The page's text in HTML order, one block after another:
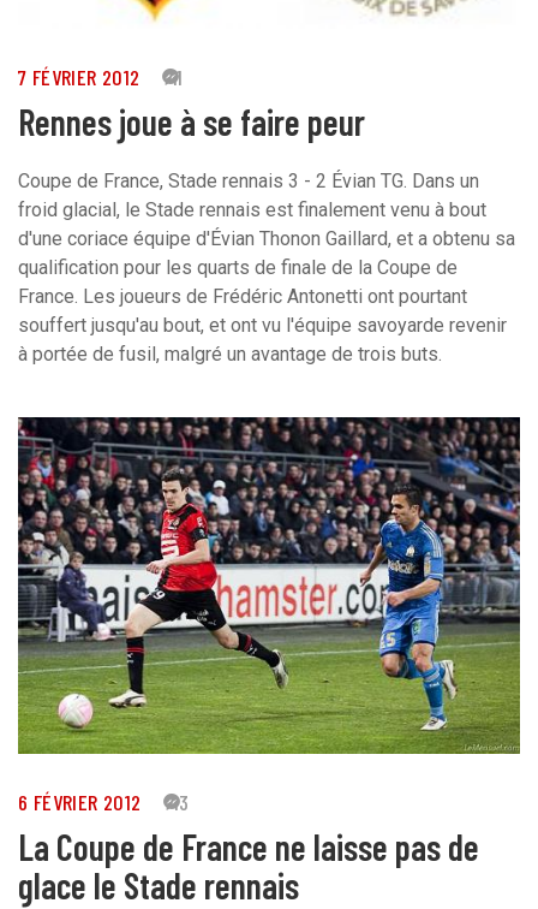
7 FÉVRIER 2012 41
Rennes joue à se faire peur
Coupe de France, Stade rennais 3 - 2 Évian TG. Dans un
froid glacial, le Stade rennais est finalement venu à bout
d'une coriace équipe d'Évian Thonon Gaillard, et a obtenu sa
qualification pour les quarts de finale de la Coupe de
France. Les joueurs de Frédéric Antonetti ont pourtant
souffert jusqu'au bout, et ont vu l'équipe savoyarde revenir
à portée de fusil, malgré un avantage de trois buts.
6 FÉVRIER 2012 43
La Coupe de France ne laisse pas de
glace le Stade rennais